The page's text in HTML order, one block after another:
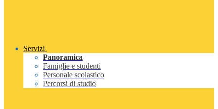
Servizi
Panoramica
Famiglie e studenti
Personale scolastico
Percorsi di studio